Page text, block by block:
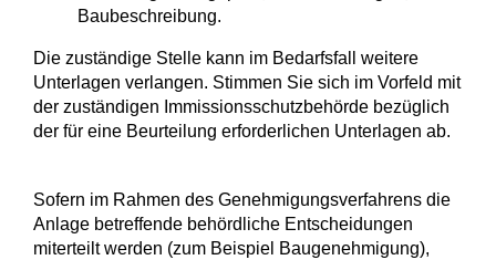
Baubeschreibung.
Die zuständige Stelle kann im Bedarfsfall weitere
Unterlagen verlangen. Stimmen Sie sich im Vorfeld mit
der zuständigen Immissionsschutzbehörde bezüglich
der für eine Beurteilung erforderlichen Unterlagen ab.
Sofern im Rahmen des Genehmigungsverfahrens die
Anlage betreffende behördliche Entscheidungen
miterteilt werden (zum Beispiel Baugenehmigung),